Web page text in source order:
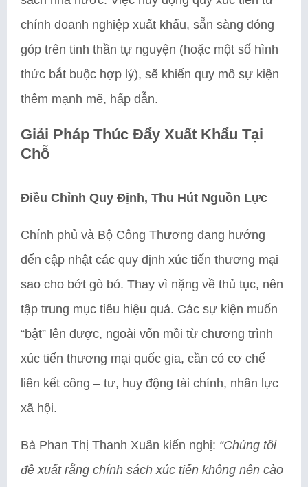
chính doanh nghiệp xuất khẩu, sẵn sàng đóng
góp trên tinh thần tự nguyện (hoặc một số hình
thức bắt buộc hợp lý), sẽ khiến quy mô sự kiện
thêm mạnh mẽ, hấp dẫn.
Giải Pháp Thúc Đẩy Xuất Khẩu Tại
Chỗ
Điều Chỉnh Quy Định, Thu Hút Nguồn Lực
Chính phủ và Bộ Công Thương đang hướng
đến cập nhật các quy định xúc tiến thương mại
sao cho bớt gò bó. Thay vì nặng về thủ tục, nên
tập trung mục tiêu hiệu quả. Các sự kiện muốn
“bật” lên được, ngoài vốn mồi từ chương trình
xúc tiến thương mại quốc gia, cần có cơ chế
liên kết công – tư, huy động tài chính, nhân lực
xã hội.
Bà Phan Thị Thanh Xuân kiến nghị: “Chúng tôi
đề xuất rằng chính sách xúc tiến không nên cào